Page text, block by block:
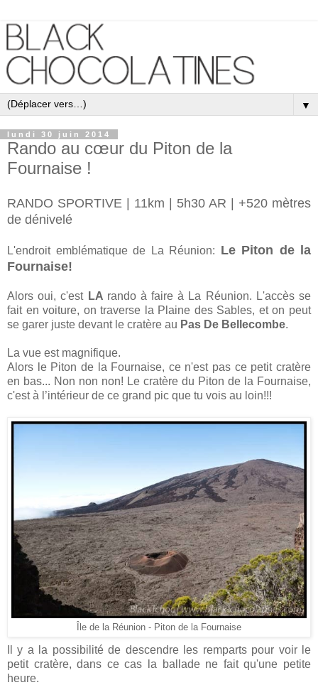
▼
lundi 30 juin 2014
Rando au cœur du Piton de la
Fournaise !
RANDO SPORTIVE | 11km | 5h30 AR | +520 mètres
de dénivelé
L'endroit emblématique de La Réunion: Le Piton de la
Fournaise!
Alors oui, c'est LA rando à faire à La Réunion. L'accès se
fait en voiture, on traverse la Plaine des Sables, et on peut
se garer juste devant le cratère au Pas De Bellecombe.
La vue est magnifique.
Alors le Piton de la Fournaise, ce n'est pas ce petit cratère
en bas... Non non non! Le cratère du Piton de la Fournaise,
c'est à l’intérieur de ce grand pic que tu vois au loin!!!
Île de la Réunion - Piton de la Fournaise
Il y a la possibilité de descendre les remparts pour voir le
petit cratère, dans ce cas la ballade ne fait qu'une petite
heure.